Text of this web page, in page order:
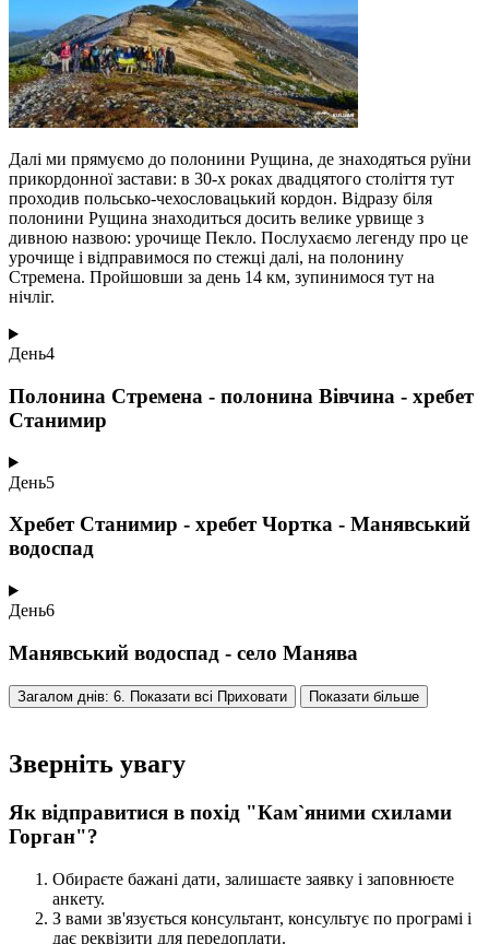
Далі ми прямуємо до полонини Рущина, де знаходяться руїни
прикордонної застави: в 30-х роках двадцятого століття тут
проходив польсько-чехословацький кордон. Відразу біля
полонини Рущина знаходиться досить велике урвище з
дивною назвою: урочище Пекло. Послухаємо легенду про це
урочище і відправимося по стежці далі, на полонину
Стремена. Пройшовши за день 14 км, зупинимося тут на
нічліг.
День4
Полонина Стремена - полонина Вівчина - хребет
Станимир
День5
Хребет Станимир - хребет Чортка - Манявський
водоспад
День6
Манявський водоспад - село Манява
Загалом днів: 6. Показати всі Приховати Показати більше
Зверніть увагу
Як відправитися в похід "Кам`яними схилами
Горган"?
Обираєте бажані дати, залишаєте заявку і заповнюєте
анкету.
З вами зв'язується консультант, консультує по програмі і
дає реквізити для передоплати.